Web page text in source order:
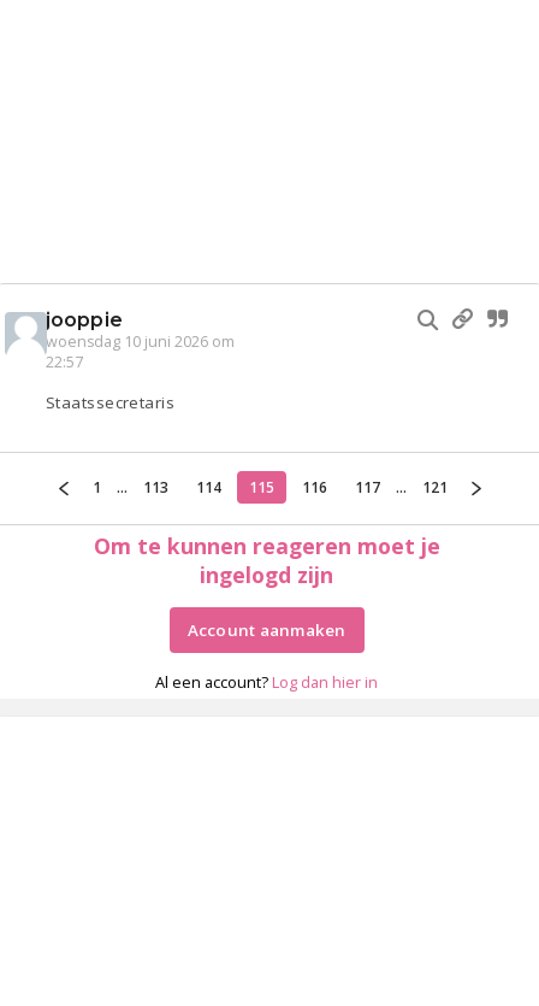
jooppie
woensdag 10 juni 2026 om
22:57
Staatssecretaris
1 ... 113 114 115 116 117 ... 121
Om te kunnen reageren moet je
ingelogd zijn
Account aanmaken
Al een account? Log dan hier in